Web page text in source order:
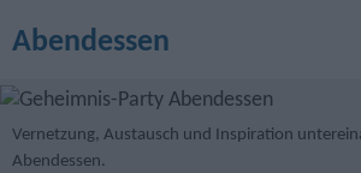
Abendessen
Vernetzung, Austausch und Inspiration
Abendessen.